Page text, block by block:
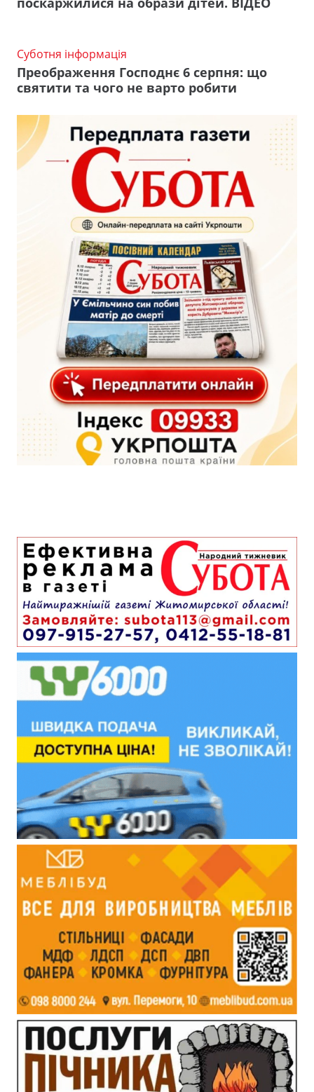
Суботня інформація
Преображення Господнє 6 серпня: що
святити та чого не варто робити